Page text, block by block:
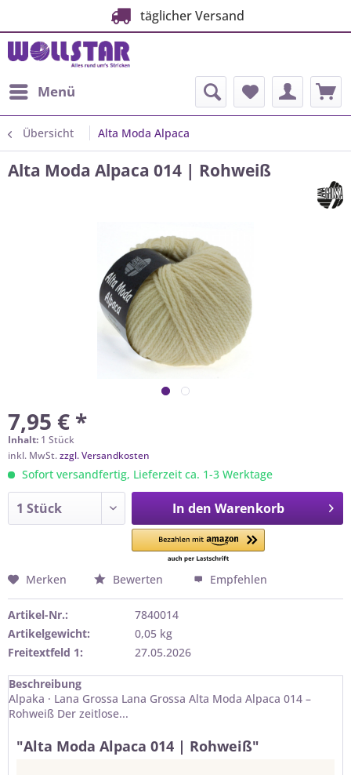
täglicher Versand
Menü
Übersicht Alta Moda Alpaca
Alta Moda Alpaca 014 | Rohweiß
7,95 € *
Inhalt: 1 Stück
inkl. MwSt.zzgl. Versandkosten
Sofort versandfertig, Lieferzeit ca. 1-3 Werktage
In den Warenkorb
Merken Bewerten Empfehlen
Artikel-Nr.:
7840014
Artikelgewicht:
0,05 kg
Freitextfeld 1:
27.05.2026
Beschreibung
Alpaka · Lana Grossa Lana Grossa Alta Moda Alpaca 014 –
Rohweiß Der zeitlose...
"Alta Moda Alpaca 014 | Rohweiß"